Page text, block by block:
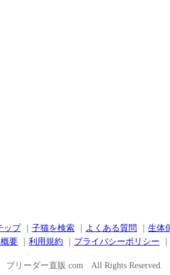
ップ｜ 子猫を検索 よくある質問 生体
要 利用規約 プライバシーポリシー
リーダー直販.com All Rights Reserved.